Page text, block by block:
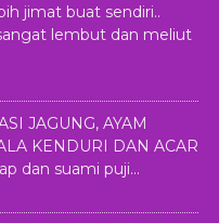
jimat buat sendiri..
lembut dan meliut
JAGUNG, AYAM
KENDURI DAN ACAR
dan suami puji...